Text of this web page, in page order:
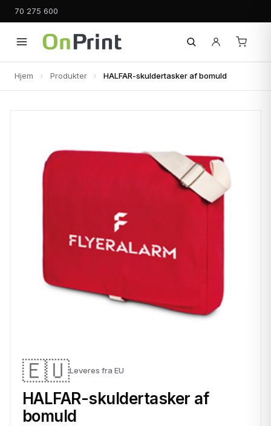
70 275 600
Hjem Produkter HALFAR-skuldertasker af bomuld
🇪🇺Leveres fra EU
HALFAR-skuldertasker af
bomuld